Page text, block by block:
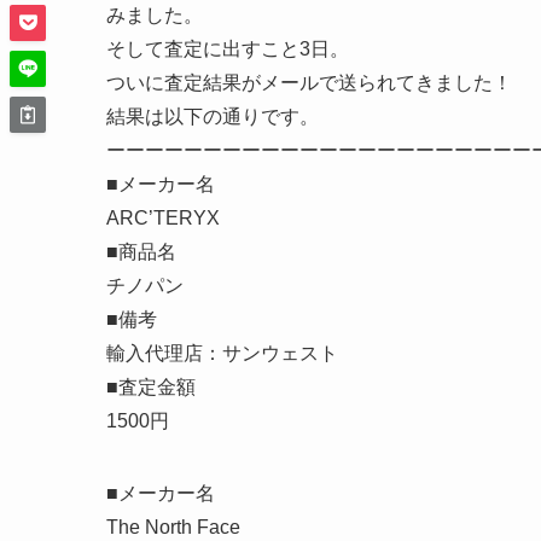
みました。
そして査定に出すこと3日。
ついに査定結果がメールで送られてきました！
結果は以下の通りです。
ーーーーーーーーーーーーーーーーーーーーーー
■メーカー名
ARC’TERYX
■商品名
チノパン
■備考
輸入代理店：サンウェスト
■査定金額
1500円
■メーカー名
The North Face